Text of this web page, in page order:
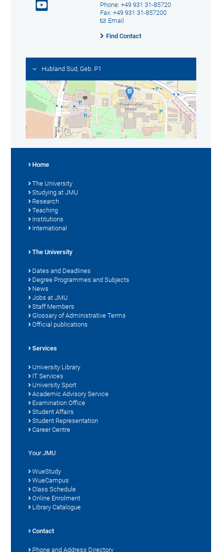
Phone: +49 931 31-85720
Fax: +49 931 31-857200
Email
Find Contact
Hubland Süd, Geb. P1
Home
The University
Studying at JMU
Research
Teaching
Institutions
International
The University
Dates and Deadlines
Degree Programmes and Subjects
News
Jobs at JMU
Staff Members
Glossary of Administrative Terms
Official publications
Services
University Library
IT Services
University Sport
Academic Advisory Service
Examination Office
Student Affairs
Student Representation
Career Centre
Your JMU
WueStudy
WueCampus
Class Schedule
Online Enrolment
Library Catalogue
Contact
Phone and Address Directory